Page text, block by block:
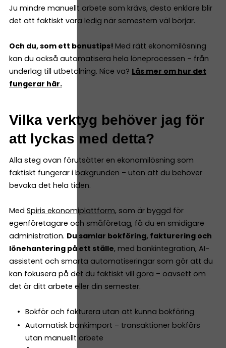
Ju mindre manuellt arbete som krävs, desto enklare blir
det att faktiskt vara ledig när semestern väl börjar.
Och du, som ett bonustips! Med rätt ekonomilösning
kan du också automatisera hela löneprocessen – från
underlag till utbetalning. Nice va? Läs mer om hur det
fungerar här.
Vilka verktyg behöver jag för
att lyckas med detta?
Alla steg ovan förutsätter en ekonomilösning som
faktiskt fungerar i bakgrunden – utan att du behöver
bevaka det hela tiden.
Med Spiris ekonomiplattform, som är byggd för
egenföretagare och småföretag, få du en smidigare
administration. Du samlar bokföring, fakturering och
lönehantering på ett ställe, med bankintegration, AI-
assistent och smarta automatiseringar som gör att du
kan fokusera på det du faktiskt vill göra – oavsett om
det är ditt arbete eller din semester.
Bokför och fakturera utan att kunna bokföring
Automatisk bankimport – transaktioner bokförs
utan manuellt arbete